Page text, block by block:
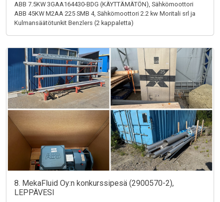
ABB 7.5KW 3GAA164430-BDG (KÄYTTÄMÄTÖN), Sähkömoottori
ABB 45KW M2AA 225 SMB 4, Sähkömoottori 2.2 kw Moritali srl ja
Kulmansäätötunkit Benzlers (2 kappaletta)
8. MekaFluid Oy:n konkurssipesä (2900570-2),
LEPPÄVESI